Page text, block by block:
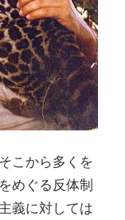
こから多くを
めぐる反体制
義に対しては